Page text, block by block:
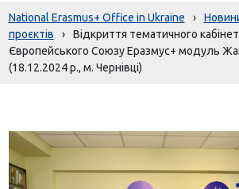
National Erasmus+ Office in Ukraine ›
проєктів
›
Відкриття тематичного
Європейського Союзу Еразмус+ модуль
(18.12.2024 р., м. Чернівці)